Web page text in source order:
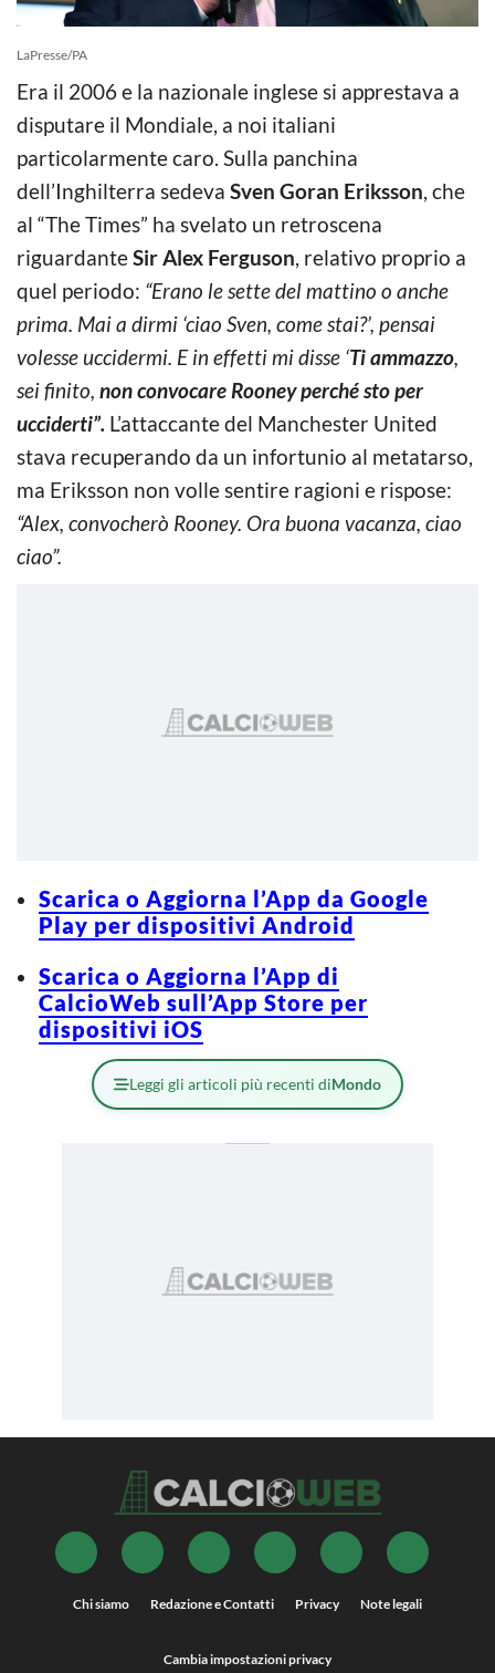
LaPresse/PA
Era il 2006 e la nazionale inglese si apprestava a
disputare il Mondiale, a noi italiani
particolarmente caro. Sulla panchina
dell’Inghilterra sedeva Sven Goran Eriksson, che
al “The Times” ha svelato un retroscena
riguardanteSir Alex Ferguson, relativo proprio a
quel periodo: “Erano le sette del mattino o anche
prima. Mai a dirmi ‘ciao Sven, come stai?’, pensai
volesse uccidermi. E in effetti mi disse ‘Ti ammazzo,
sei finito, non convocare Rooney perché sto per
ucciderti”. L’attaccante del Manchester United
stava recuperando da un infortunio al metatarso,
ma Eriksson non volle sentire ragioni e rispose:
“Alex, convocherò Rooney. Ora buona vacanza, ciao
ciao”.
Scarica o Aggiorna l’App da Google
Play per dispositivi Android
Scarica o Aggiorna l’App di
CalcioWeb sull’App Store per
dispositivi iOS
Leggi gli articoli più recenti diMondo
Chi siamo Redazione e Contatti Privacy Note legali
Cambia impostazioni privacy